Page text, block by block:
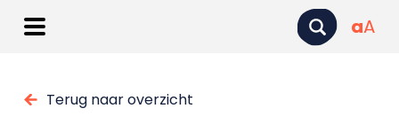
aA
Terug naar overzicht